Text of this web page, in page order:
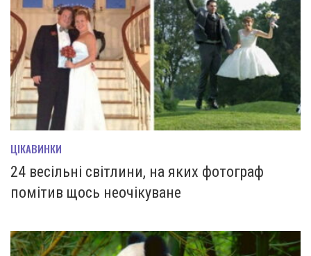
ЦІКАВИНКИ
24 весільні світлини, на яких фотограф
помітив щось неочікуване